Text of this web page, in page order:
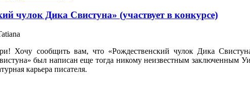
чулок Дика Свистуна» (участвует в конкурсе)
Хочу сообщить вам, что «Рождественский чулок Дика
был написан еще тогда никому неизвестным
карьера писателя.